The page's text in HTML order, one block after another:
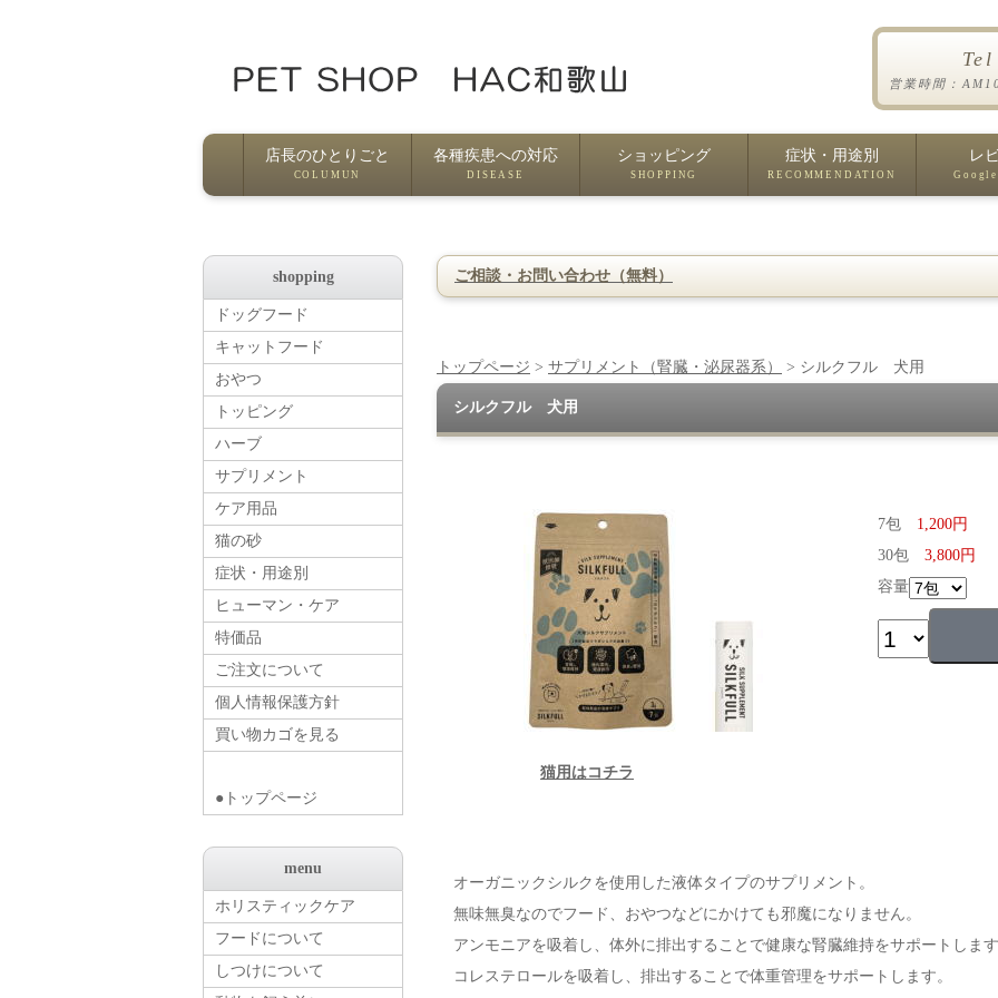
営業時間：
店長のひとりごと
COLUMUN
各種疾患への対応
DISEASE
ショッピング
SHOPPING
症状・用途別
RECOMMENDATION
レ
ご相談・お問い合わせ（無料）
トップページ > サプリメント（腎臓・泌尿器系） > シルクフル 犬用
シルクフル 犬用
7包 1,200円
30包 3,800円
容量
猫用はコチラ
オーガニックシルクを使用した液体タイプのサプリメント。
無味無臭なのでフード、おやつなどにかけても邪魔になりません。
アンモニアを吸着し、体外に排出することで健康な腎臓維持をサポートしま
コレステロールを吸着し、排出することで体重管理をサポートします。
shopping
ドッグフード
キャットフード
おやつ
トッピング
ハーブ
サプリメント
ケア用品
猫の砂
症状・用途別
ヒューマン・ケア
特価品
ご注文について
個人情報保護方針
買い物カゴを見る
●トップページ
menu
ホリスティックケア
フードについて
しつけについて